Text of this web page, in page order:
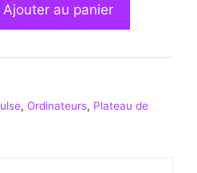
Ajouter au panier
, Ordinateurs, Plateau de